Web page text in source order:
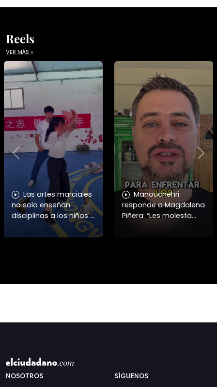
Reels
VER MÁS »
Las artes marciales
no solo enseñan
disciplinas a los niños y
niñas si no también ser
honorables #deporte
Manouchehri
responde a Magdalena
Piñera: “Les molesta
Previous
NOSOTROS SÍGUENOS